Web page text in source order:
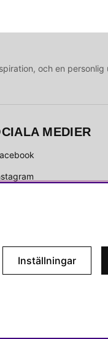
och en personlig
MEDIER
Inställningar